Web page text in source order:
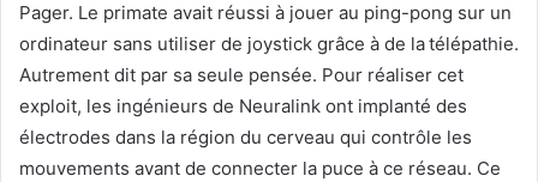
Pager. Le primate avait réussi à jouer au ping-pong sur un
ordinateur sans utiliser de joystick grâce à de la télépathie.
Autrement dit par sa seule pensée. Pour réaliser cet
exploit, les ingénieurs de Neuralink ont implanté des
électrodes dans la région du cerveau qui contrôle les
mouvements avant de connecter la puce à ce réseau. Ce